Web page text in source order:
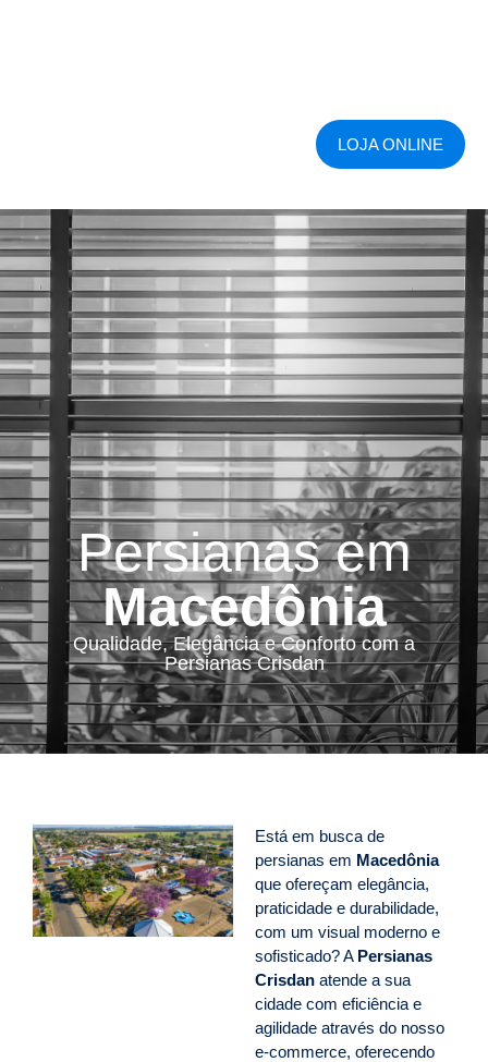
LOJA ONLINE
Persianas em
Macedônia
Qualidade, Elegância e Conforto com a
Persianas Crisdan
Está em busca de
persianas em Macedônia
que ofereçam elegância,
praticidade e durabilidade,
com um visual moderno e
sofisticado? A Persianas
Crisdan atende a sua
cidade com eficiência e
agilidade através do nosso
e-commerce, oferecendo